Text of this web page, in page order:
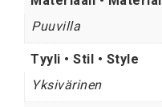
Puuvilla
Tyyli • Stil • Style
Yksivärinen